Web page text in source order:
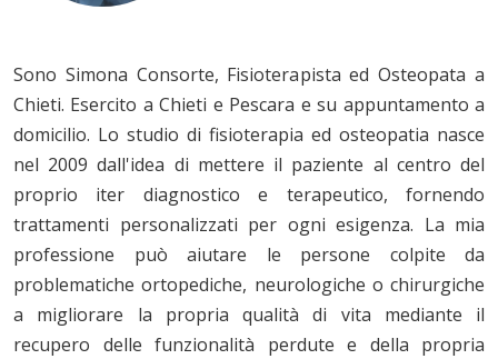
Sono Simona Consorte, Fisioterapista ed Osteopata a
Chieti. Esercito a Chieti e Pescara e su appuntamento a
domicilio. Lo studio di fisioterapia ed osteopatia nasce
nel 2009 dall'idea di mettere il paziente al centro del
proprio iter diagnostico e terapeutico, fornendo
trattamenti personalizzati per ogni esigenza. La mia
professione può aiutare le persone colpite da
problematiche ortopediche, neurologiche o chirurgiche
a migliorare la propria qualità di vita mediante il
recupero delle funzionalità perdute e della propria